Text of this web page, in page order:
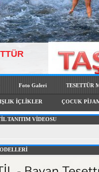
Foto Galeri TESETTÜR
İÇLİKLER ÇOCUK
TANITIM VİDEOSU